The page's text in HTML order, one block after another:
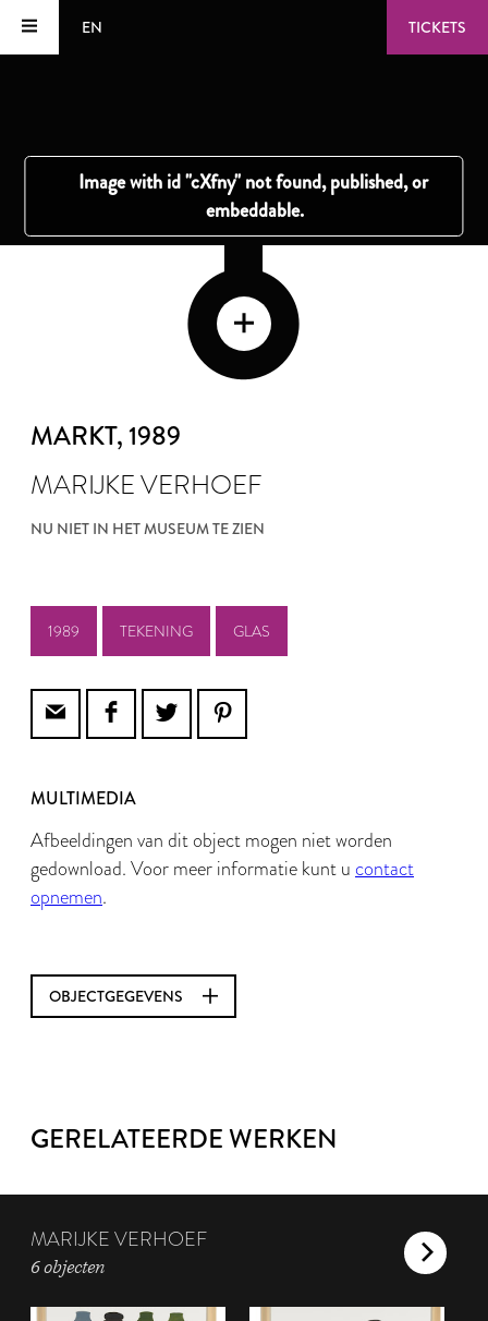
EN TICKETS
MARKT, 1989
MARIJKE VERHOEF
NU NIET IN HET MUSEUM TE ZIEN
1989 TEKENING GLAS
MULTIMEDIA
Afbeeldingen van dit object mogen niet worden
gedownload. Voor meer informatie kunt u contact
opnemen.
OBJECTGEGEVENS
GERELATEERDE WERKEN
MARIJKE VERHOEF
6 objecten